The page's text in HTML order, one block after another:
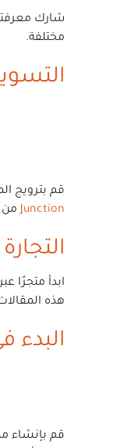
شارك
مختلفة.
قم بترويج
Junctionمن
ابدأ متجرًا
هذه
البدء